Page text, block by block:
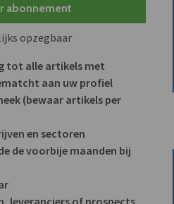
abonnement
opzegbaar
tot alle artikels met
aan uw profiel
(bewaar artikels per
en sectoren
de voorbije maanden bij
leveranciers of prospects